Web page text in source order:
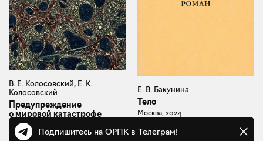
В. Е. Колосовский, Е. К.
Колосовский
Предупреждение
о мировой катастрофе
Москва, 2021
Е. В. Бакунина
Тело
Москва, 2024
Подпишитесь на ОРПК в Телеграм!